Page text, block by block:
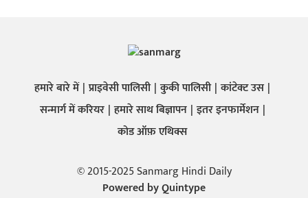
हमारे बारे में प्राइवेसी पालिसी कुकी पालिसी कांटेक्ट उस
सन्मार्ग में करियर हमारे साथ बिज्ञापन इतर इनफार्मेशन
कोड ऑफ़ एथिक्स
© 2015-2025 Sanmarg Hindi Daily
Powered byQuintype